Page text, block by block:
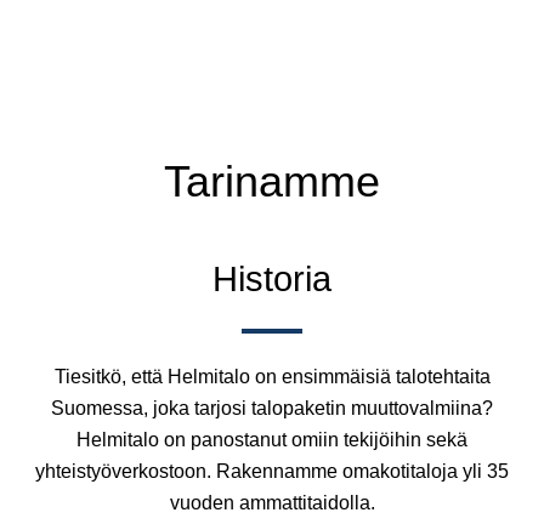
Tarinamme
Historia
Tiesitkö, että Helmitalo on ensimmäisiä talotehtaita
Suomessa, joka tarjosi talopaketin muuttovalmiina?
Helmitalo on panostanut omiin tekijöihin sekä
yhteistyöverkostoon. Rakennamme omakotitaloja yli 35
vuoden ammattitaidolla.